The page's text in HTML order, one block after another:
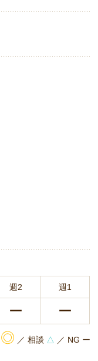
週2 週1
ー ー
◎ ／ 相談 △ ／ NG ー